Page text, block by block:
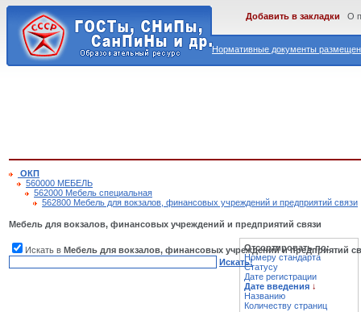
Нормативные документы
Добавить в закладки О
ОКП
560000 МЕБЕЛЬ
562000 Мебель специальная
562800 Мебель для вокзалов, финансовых учреждений и предприятий связи
Мебель для вокзалов, финансовых учреждений и предприятий связи
Искать в Мебель для вокзалов, финансовых учреждений и предприятий
Искать!
Отсортировать по:
Номеру стандарта
Статусу
Дате регистрации
Дате введения ↓
Названию
Количеству страниц